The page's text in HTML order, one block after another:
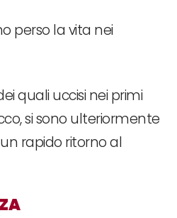
perso la vita nei
quali uccisi nei primi
si sono ulteriormente
rapido ritorno al